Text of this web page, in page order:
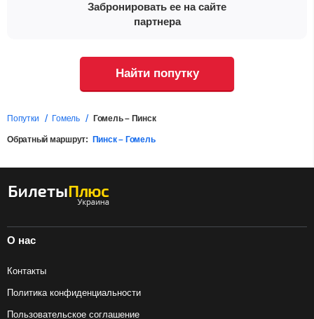
Забронировать ее на сайте
партнера
Найти попутку
Попутки Гомель Гомель – Пинск
Обратный маршрут: Пинск – Гомель
О нас
Контакты
Политика конфиденциальности
Пользовательское соглашение